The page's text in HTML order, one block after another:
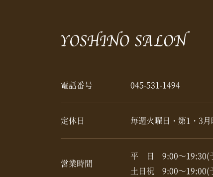
電話番号 045-531-1494
定休日 毎週火曜日・第1・3月
営業時間
平 日 9:00～19:30(
土日祝 9:00～19:00(